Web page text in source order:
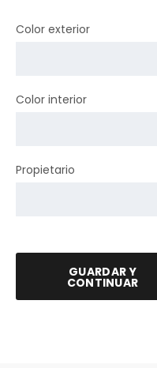
Color exterior
Color interior
Propietario
GUARDAR Y
CONTINUAR